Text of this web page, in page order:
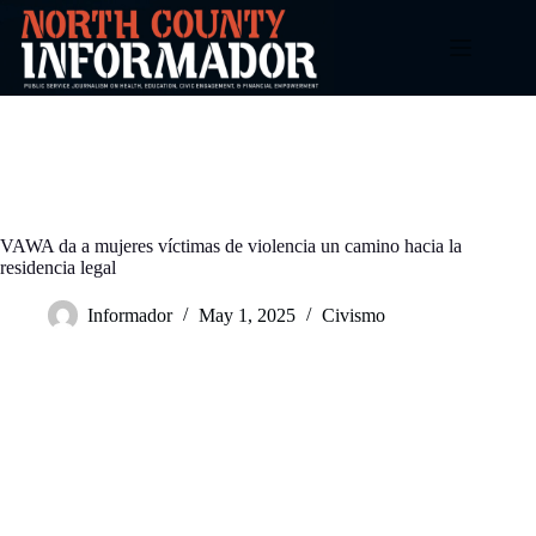
Skip
content
VAWA da a mujeres víctimas de violencia un camino hacia la
residencia legal
Informador May 1, 2025 Civismo